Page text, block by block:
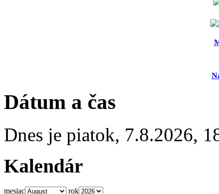
Dátum a čas
Dnes je piatok, 7.8.2026,
Kalendár
mesiac rok